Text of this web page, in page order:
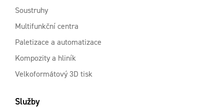
Soustruhy
Multifunkční centra
Paletizace a automatizace
Kompozity a hliník
Velkoformátový 3D tisk
Služby